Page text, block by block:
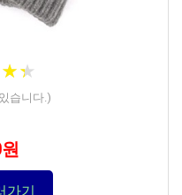
★★
★★
습니다.)
가기